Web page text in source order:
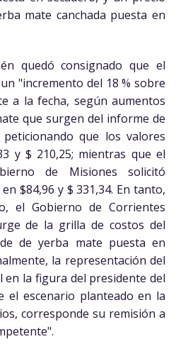
mate canchada puesta en
quedó consignado que el
"incremento del 18 % sobre
a la fecha, según aumentos
que surgen del informe de
que los valores
y $ 210,25; mientras que el
de Misiones solicitó
$84,96 y $ 331,34. En tanto,
el Gobierno de Corrientes
de la grilla de costos del
de yerba mate puesta en
la representación del
en la figura del presidente del
el escenario planteado en la
corresponde su remisión a